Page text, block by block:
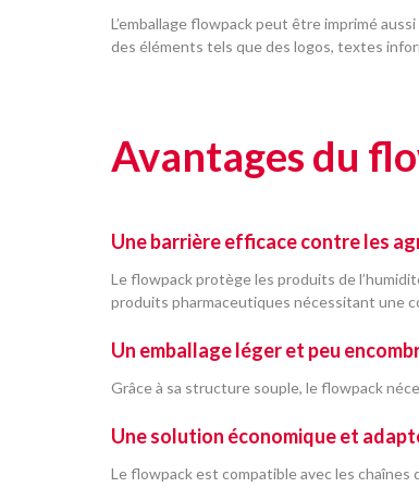
L’emballage flowpack peut être imprimé
des éléments tels que des logos, textes
Avantages du
Une barrière efficace contre les
Le flowpack protège les produits de
produits pharmaceutiques nécessitant une
Un emballage léger et peu
Grâce à sa structure souple, le flowpack
Une solution économique et
Le flowpack est compatible avec les